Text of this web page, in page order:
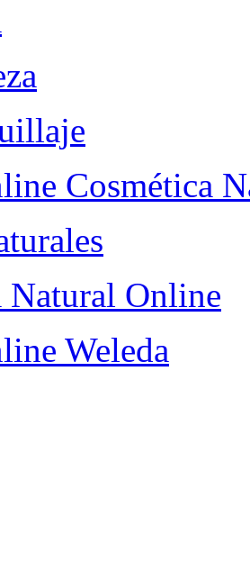
Cosmética
Natural Online
Weleda